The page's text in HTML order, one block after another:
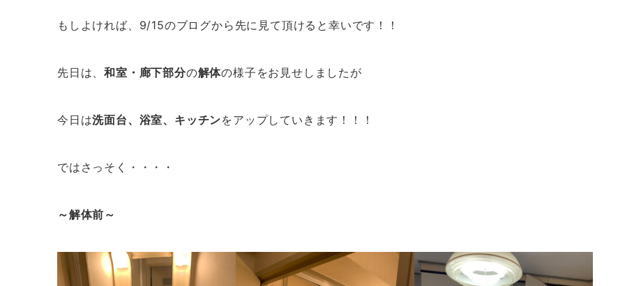
もしよければ、9/15のブログから先に見て頂けると幸いです！！
先日は、和室・廊下部分の解体の様子をお見せしましたが
今日は洗面台、浴室、キッチンをアップしていきます！！！
ではさっそく・・・・
～解体前～